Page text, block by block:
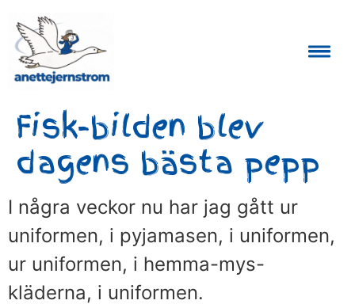
Fisk-bilden blev
dagens bästa pepp
I några veckor nu har jag gått ur
uniformen, i pyjamasen, i uniformen,
ur uniformen, i hemma-mys-
kläderna, i uniformen.